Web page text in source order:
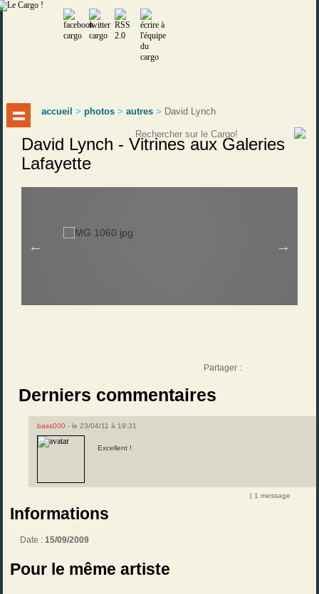
accueil >photos >autres > David Lynch
David Lynch - Vitrines aux Galeries
Lafayette
Partager :
Derniers commentaires
bass000 - le 23/04/11 à 19:31
Excellent !
| 1 message
Informations
Date :15/09/2009
Pour le même artiste